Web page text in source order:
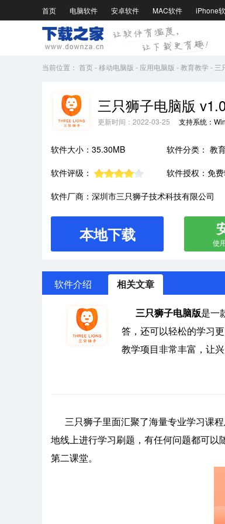
首页 电脑软件 安卓软件 MAC软件 iPhone
当前位置： 首页-移动电脑版 - 应用电脑版 -教育教学 - 三
三只狮子电脑版
更新时间：2022-03-25 支持系统：
软件大小：35.30MB 软件分类： 教
软件评级：
软件授权：免
软件厂商：深圳市三只狮子技术科技有限公司
本地下载 使
软件介绍 相关文章
三只狮子电脑版是一
答，还可以轻松的学习
教学项目非常丰富，让
三只狮子里面汇聚了海量专业学习课
地线上进行学习刷题，有任何问题都可
第二课堂。